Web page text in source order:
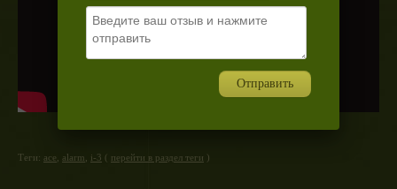
Теги: ace alarm i-3 ( перейти в раздел теги )
Отправить